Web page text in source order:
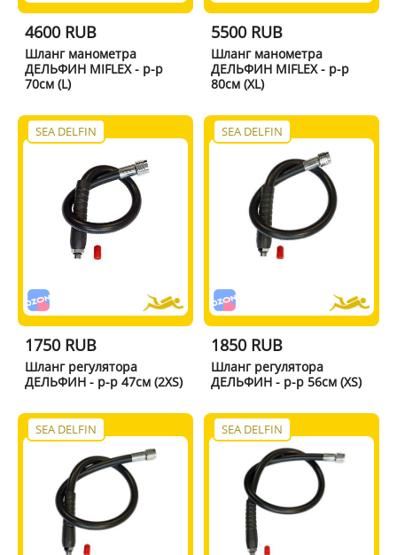
4600 RUB
Шланг манометра
ДЕЛЬФИН MIFLEX - р-р
70см (L)
5500 RUB
Шланг манометра
ДЕЛЬФИН MIFLEX - р-р
80см (XL)
SEA DELFIN
1750 RUB
Шланг регулятора
ДЕЛЬФИН - р-р 47см (2XS)
SEA DELFIN
1850 RUB
Шланг регулятора
ДЕЛЬФИН - р-р 56см (XS)
SEA DELFIN SEA DELFIN